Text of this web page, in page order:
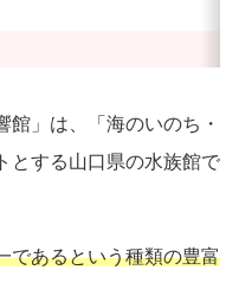
」は、「海のいのち・
とする山口県の水族館で
であるという種類の豊富